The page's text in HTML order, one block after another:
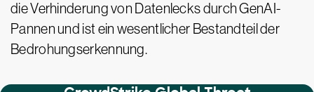
die Verhinderung von Datenlecks durch GenAI-
Pannen und ist ein wesentlicher Bestandteil der
Bedrohungserkennung.